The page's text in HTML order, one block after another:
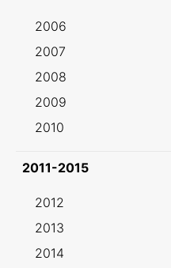
2006
2007
2008
2009
2010
2011-2015
2012
2013
2014